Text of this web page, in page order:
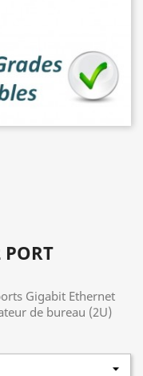
PORT
Gigabit Ethernet
de bureau (2U)